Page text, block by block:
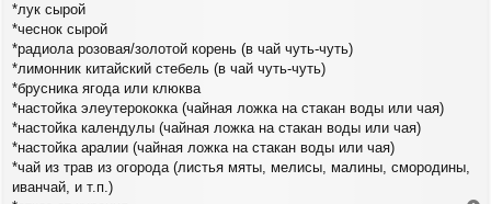
*лук сырой
*чеснок сырой
*радиола розовая/золотой корень (в чай чуть-чуть)
*лимонник китайский стебель (в чай чуть-чуть)
*брусника ягода или клюква
*настойка элеутерококка (чайная ложка на стакан воды или чая)
*настойка календулы (чайная ложка на стакан воды или чая)
*настойка аралии (чайная ложка на стакан воды или чая)
*чай из трав из огорода (листья мяты, мелисы, малины, смородины,
иванчай, и т.п.)